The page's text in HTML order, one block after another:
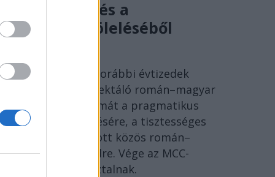
volt menekvés a
történelem öleléséből
Ideje lecserélni a korábbi évtizedek
szenvedéseire reflektáló román–magyar
megbékélés fogalmát a pragmatikus
együttélés kifejezésére, a tisztességes
Európáért folytatott közös román–
magyar párbeszédre. Vége az MCC-
történészkerekasztalnak.